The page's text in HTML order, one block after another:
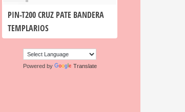
PIN-T200 CRUZ PATE BANDERA
TEMPLARIOS
Powered by Translate